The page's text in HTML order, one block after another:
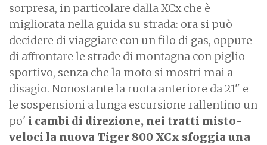
sorpresa, in particolare dalla XCx che è
migliorata nella guida su strada: ora si può
decidere di viaggiare con un filo di gas, oppure
di affrontare le strade di montagna con piglio
sportivo, senza che la moto si mostri mai a
disagio. Nonostante la ruota anteriore da 21" e
le sospensioni a lunga escursione rallentino un
po' i cambi di direzione, nei tratti misto-
veloci la nuova Tiger 800 XCx sfoggia una